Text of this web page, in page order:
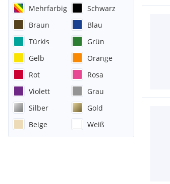
Mehrfarbig
Schwarz
Braun
Blau
Türkis
Grün
Gelb
Orange
Rot
Rosa
Violett
Grau
Silber
Gold
Beige
Weiß